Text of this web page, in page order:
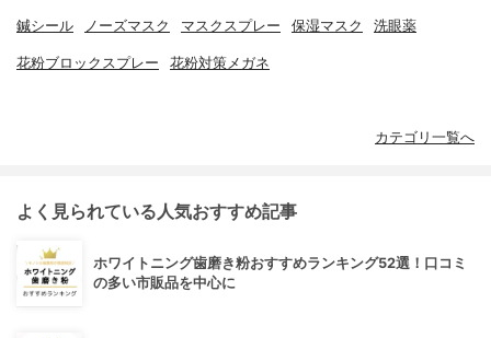
鍼シール ノーズマスク マスクスプレー 保湿マスク 洗眼薬
花粉ブロックスプレー 花粉対策メガネ
カテゴリ一覧へ
よく見られている人気おすすめ記事
ホワイトニング歯磨き粉おすすめランキング52選！口コミ
の多い市販品を中心に